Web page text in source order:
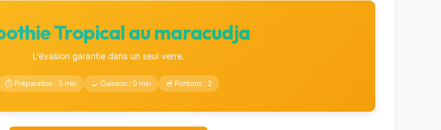
Tropical au maracudja
L'évasion garantie dans un seul verre.
⏱️ Préparation : 5 min 🍳 Cuisson : 0 min 🥣 Portions : 2